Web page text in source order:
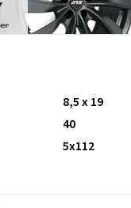
8,5 x 19
40
5x112